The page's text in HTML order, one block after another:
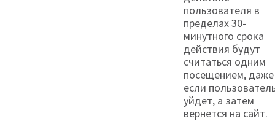
пользователя в
пределах 30-
минутного срока
действия будут
считаться одним
посещением, даже
если
уйдет, а затем
вернется на сайт.